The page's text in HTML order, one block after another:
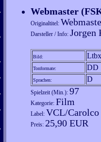
Webmaster
Originaltitel:
Darsteller / Info: Jorgen
Bild: Ltbx
Tonformate: DD
Sprachen: D
Spielzeit (Min.): 97
Kategorie: Film
Label: VCL/Carolco
Preis: 25,90 EUR